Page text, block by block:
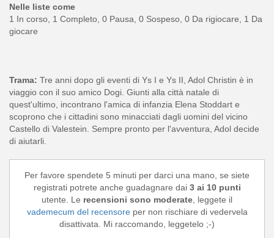
Nelle liste come
1 In corso, 1 Completo, 0 Pausa, 0 Sospeso, 0 Da rigiocare, 1 Da
giocare
Trama: Tre anni dopo gli eventi di Ys I e Ys II, Adol Christin è in
viaggio con il suo amico Dogi. Giunti alla città natale di
quest'ultimo, incontrano l'amica di infanzia Elena Stoddart e
scoprono che i cittadini sono minacciati dagli uomini del vicino
Castello di Valestein. Sempre pronto per l'avventura, Adol decide
di aiutarli.
Per favore spendete 5 minuti per darci una mano, se siete
registrati potrete anche guadagnare dai 3 ai 10 punti
utente. Le recensioni sono moderate , leggete il
vademecum del recensoreper non rischiare di vedervela
disattivata. Mi raccomando, leggetelo ;-)